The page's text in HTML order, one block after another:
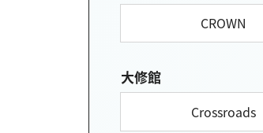
CROWN
大修館
Crossroads